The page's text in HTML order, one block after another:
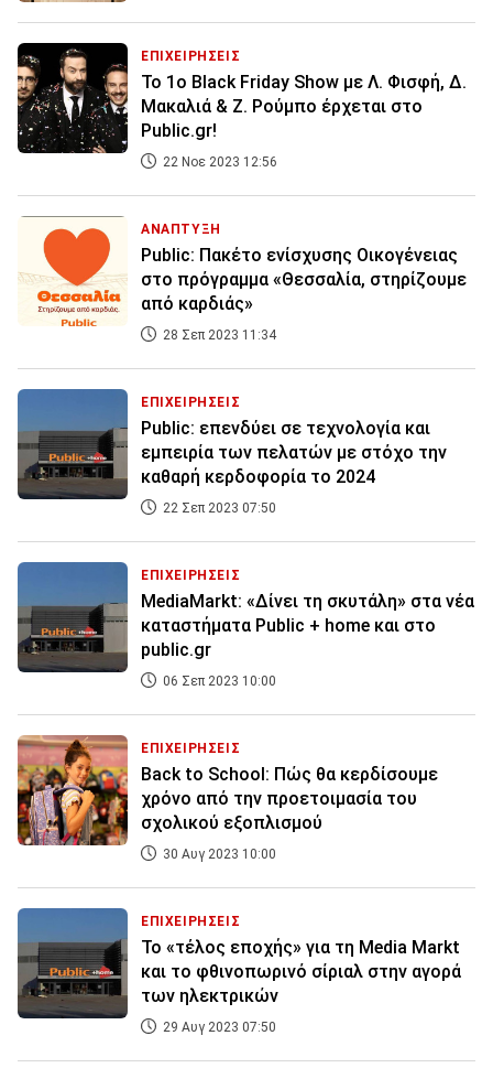
ΕΠΙΧΕΙΡΗΣΕΙΣ
Το 1o Black Friday Show με Λ. Φισφή, Δ.
Μακαλιά & Ζ. Ρούμπο έρχεται στο
Public.gr!
22 Νοε 2023 12:56
ΑΝΑΠΤΥΞΗ
Public: Πακέτο ενίσχυσης Οικογένειας
στο πρόγραμμα «Θεσσαλία, στηρίζουμε
από καρδιάς»
28 Σεπ 2023 11:34
ΕΠΙΧΕΙΡΗΣΕΙΣ
Public: επενδύει σε τεχνολογία και
εμπειρία των πελατών με στόχο την
καθαρή κερδοφορία το 2024
22 Σεπ 2023 07:50
ΕΠΙΧΕΙΡΗΣΕΙΣ
MediaMarkt: «Δίνει τη σκυτάλη» στα νέα
καταστήματα Public + home και στο
public.gr
06 Σεπ 2023 10:00
ΕΠΙΧΕΙΡΗΣΕΙΣ
Back to School: Πώς θα κερδίσουμε
χρόνο από την προετοιμασία του
σχολικού εξοπλισμού
30 Αυγ 2023 10:00
ΕΠΙΧΕΙΡΗΣΕΙΣ
Το «τέλος εποχής» για τη Media Markt
και το φθινοπωρινό σίριαλ στην αγορά
των ηλεκτρικών
29 Αυγ 2023 07:50